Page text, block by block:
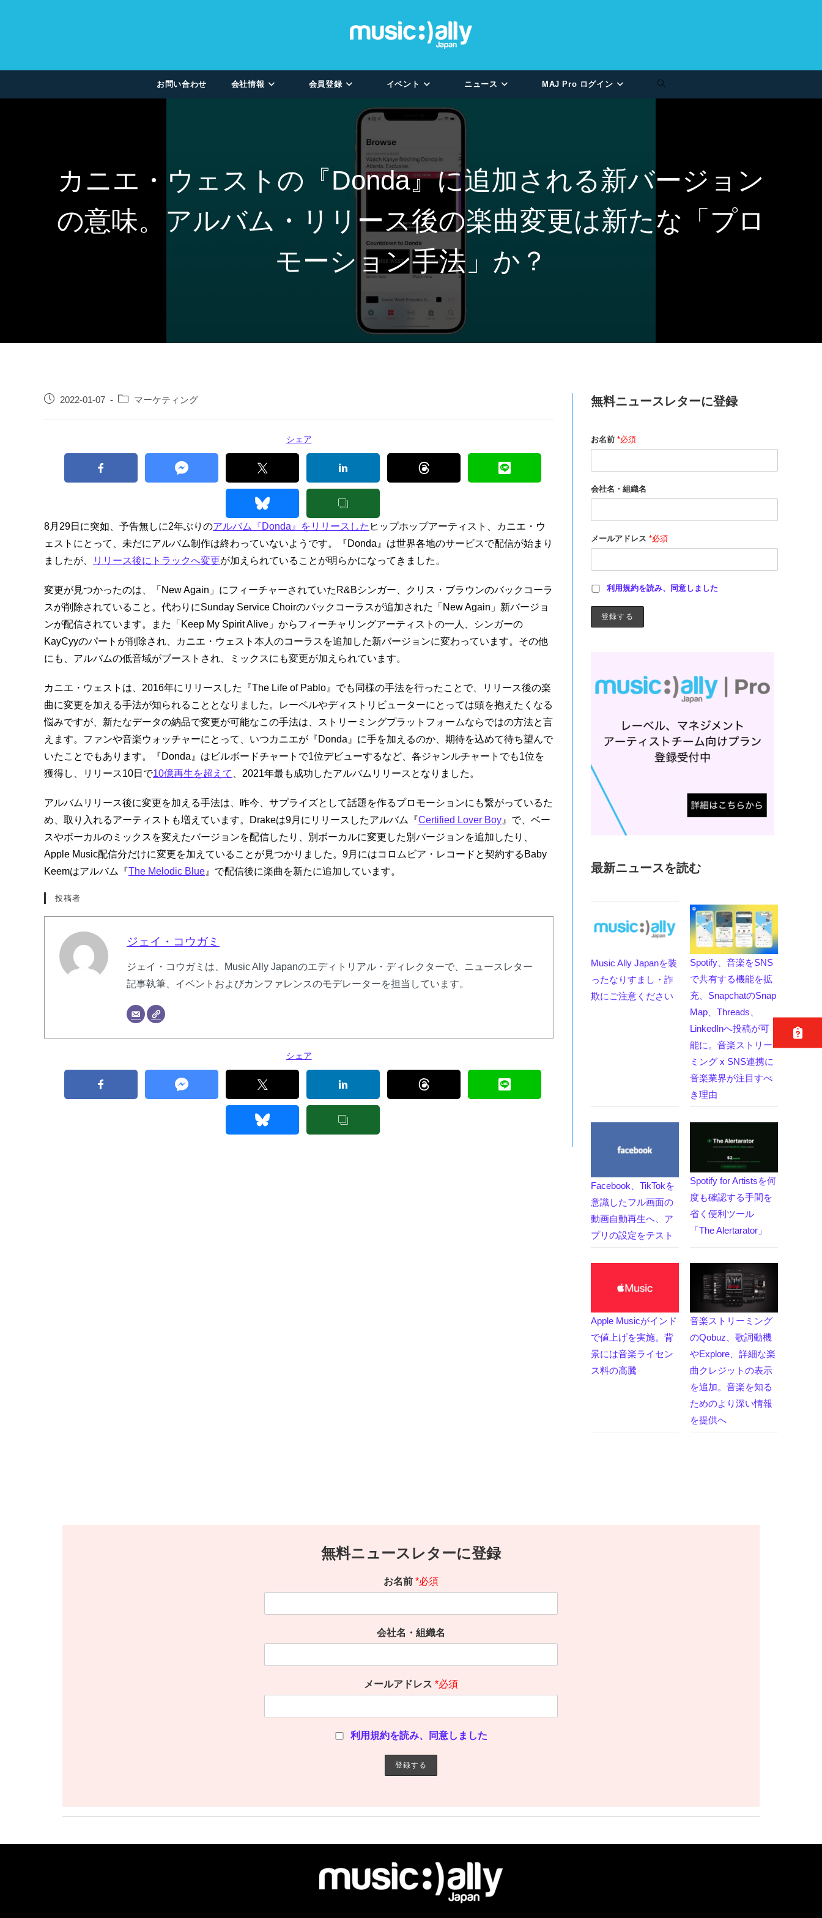
お問い合わせ 会社情報 会員登録 イベント ニュース MAJ Pro ログイン
カニエ・ウェストの『Donda』に追加される新バージョン
の意味。アルバム・リリース後の楽曲変更は新たな「プロ
モーション手法」か？
2022-01-07 マーケティング
シェア
8月29日に突如、予告無しに2年ぶりのアルバム『Donda』をリリースした ヒップホップアーティスト、カニエ・ウ
ェストにとって、未だにアルバム制作は終わっていないようです。『Donda』は世界各地のサービスで配信が始まり
ましたが、
リリース後にトラックへ変更が加えられていることが明らかになってきました。
変更が見つかったのは、「New Again」にフィーチャーされていたR&Bシンガー、クリス・ブラウンのバックコーラ
スが削除されていること。代わりにSunday Service Choirのバックコーラスが追加された「New Again」新バージョ
ンが配信されています。また「Keep My Spirit Alive」からフィーチャリングアーティストの一人、シンガーの
KayCyyのパートが削除され、カニエ・ウェスト本人のコーラスを追加した新バージョンに変わっています。その他
にも、アルバムの低音域がブーストされ、ミックスにも変更が加えられています。
カニエ・ウェストは、2016年にリリースした『The Life of Pablo』でも同様の手法を行ったことで、リリース後の楽
曲に変更を加える手法が知られることとなりました。レーベルやディストリビューターにとっては頭を抱えたくなる
悩みですが、新たなデータの納品で変更が可能なこの手法は、ストリーミングプラットフォームならではの方法と言
えます。ファンや音楽ウォッチャーにとって、いつカニエが『Donda』に手を加えるのか、期待を込めて待ち望んで
いたことでもあります。『Donda』はビルボードチャートで1位デビューするなど、各ジャンルチャートでも1位を
獲得し、リリース10日で10億再生を超えて 、2021年最も成功したアルバムリリースとなりました。
アルバムリリース後に変更を加える手法は、昨今、サプライズとして話題を作るプロモーションにも繋がっているた
め、取り入れるアーティストも増えています。Drakeは9月にリリースしたアルバム『Certified Lover Boy 』で、ベー
スやボーカルのミックスを変えたバージョンを配信したり、別ボーカルに変更した別バージョンを追加したり、
Apple Music配信分だけに変更を加えていることが見つかりました。9月にはコロムビア・レコードと契約するBaby
Keemはアルバム『The Melodic Blue 』で配信後に楽曲を新たに追加しています。
投稿者
ジェイ・コウガミ
ジェイ・コウガミは、Music Ally Japanのエディトリアル・ディレクターで、ニュースレター
記事執筆、イベントおよびカンファレンスのモデレーターを担当しています。
シェア
無料ニュースレターに登録
お名前 *必須
会社名・組織名
メールアドレス *必須
利用規約を読み、同意しました
最新ニュースを読む
Music Ally Japanを装
ったなりすまし・詐
欺にご注意ください
Spotify、音楽をSNS
で共有する機能を拡
充、SnapchatのSnap
Map、Threads、
LinkedInへ投稿が可
能に。音楽ストリー
ミング x SNS連携に
音楽業界が注目すべ
き理由
Facebook、TikTokを
意識したフル画面の
動画自動再生へ、ア
プリの設定をテスト
Spotify for Artistsを何
度も確認する手間を
省く便利ツール
「The Alertarator」
Apple Musicがインド
で値上げを実施。背
景には音楽ライセン
ス料の高騰
音楽ストリーミング
のQobuz、歌詞動機
やExplore、詳細な楽
曲クレジットの表示
を追加。音楽を知る
ためのより深い情報
を提供へ
無料ニュースレターに登録
お名前 *必須
会社名・組織名
メールアドレス *必須
利用規約を読み、同意しました